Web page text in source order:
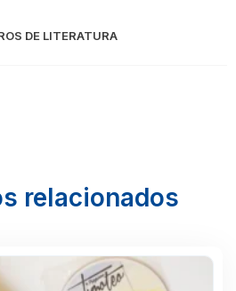
DE LITERATURA
relacionados